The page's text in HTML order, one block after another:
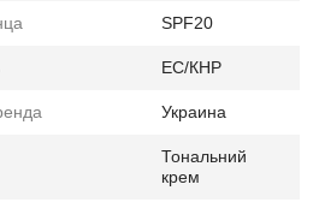
SPF20
ЕС/КНР
Украина
Тональний
крем